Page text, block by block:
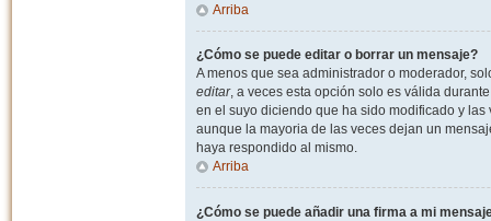
Arriba
¿Cómo se puede editar o borrar un mensaje?
A menos que sea administrador o moderador,
editar, a veces esta opción solo es válida
en el suyo diciendo que ha sido modificado y
aunque la mayoria de las veces dejan un
haya respondido al mismo.
Arriba
¿Cómo se puede añadir una firma a mi